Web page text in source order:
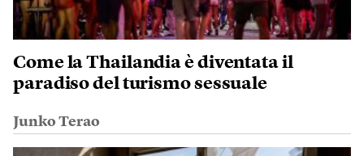
Come la Thailandia è diventata il
paradiso del turismo sessuale
Junko Terao